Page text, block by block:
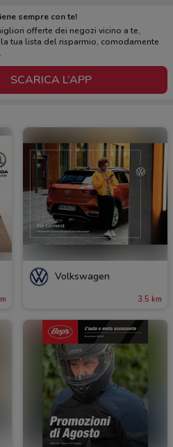
sempre con te!
offerte dei negozi vicino a te,
tua lista del risparmio, comodamente
SCARICA L’APP
Volkswagen
3.5 km